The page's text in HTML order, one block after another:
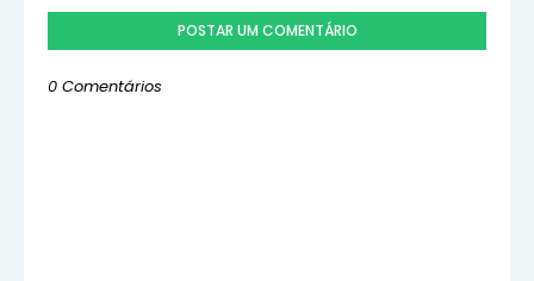
POSTAR UM COMENTÁRIO
0 Comentários